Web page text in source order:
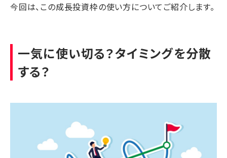
今回は、この成長投資枠の使い方についてご紹介します。
一気に使い切る？タイミングを分散
する？